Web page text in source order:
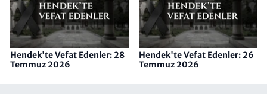
Hendek'te Vefat Edenler: 28
Temmuz 2026
Hendek'te Vefat Edenler: 26
Temmuz 2026